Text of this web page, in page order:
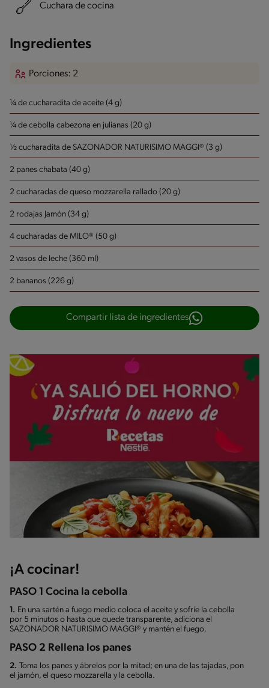
Cuchara de cocina
Ingredientes
Porciones: 2
¼ de cucharadita de aceite (4 g)
¼ de cebolla cabezona en julianas (20 g)
½ cucharadita de SAZONADOR NATURISIMO MAGGI® (3 g)
2 panes chabata (40 g)
2 cucharadas de queso mozzarella rallado (20 g)
2 rodajas Jamón (34 g)
4 cucharadas de MILO® (50 g)
2 vasos de leche (360 ml)
2 bananos (226 g)
Compartir lista de ingredientes
¡A cocinar!
PASO 1 Cocina la cebolla
1. En una sartén a fuego medio coloca el aceite y sofríe la cebolla
por 5 minutos o hasta que quede transparente, adiciona el
SAZONADOR NATURISIMO MAGGI® y mantén el fuego.
PASO 2 Rellena los panes
2. Toma los panes y ábrelos por la mitad; en una de las tajadas, pon
el jamón, el queso mozzarella y la cebolla.